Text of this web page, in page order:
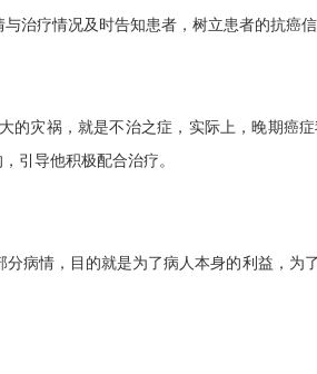
疗情况及时告知患者，树立患者的抗癌信
灾祸，就是不治之症，实际上，晚期癌
引导他积极配合治疗。
病情，目的就是为了病人本身的利益，为